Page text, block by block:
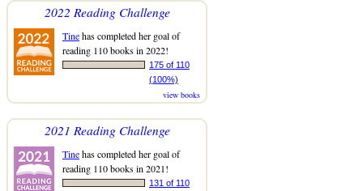
2022 Reading Challenge
Tinehas completed her goal of
reading 110 books in 2022!
175 of 110
(100%)
view books
2021 Reading Challenge
Tinehas completed her goal of
reading 110 books in 2021!
131 of 110